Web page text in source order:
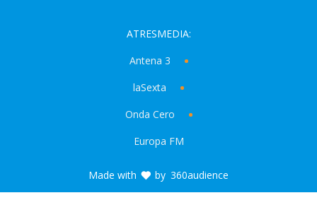
ATRESMEDIA:
Antena 3
laSexta
Onda Cero
Europa FM
Made with by 360audience